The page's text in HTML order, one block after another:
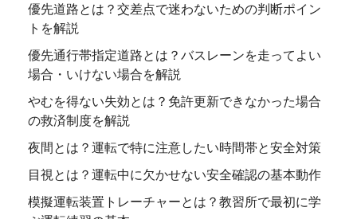
優先道路とは？交差点で迷わないための判断ポイン
トを解説
優先通行帯指定道路とは？バスレーンを走ってよい
場合・いけない場合を解説
やむを得ない失効とは？免許更新できなかった場合
の救済制度を解説
夜間とは？運転で特に注意したい時間帯と安全対策
目視とは？運転中に欠かせない安全確認の基本動作
模擬運転装置トレーチャーとは？教習所で最初に学